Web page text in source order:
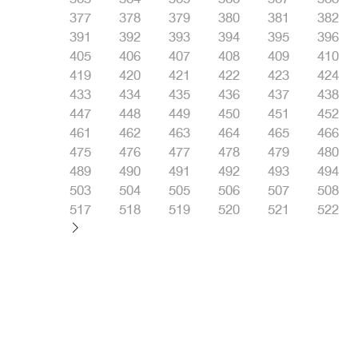
377
378 379 380 381
382
391
392 393 394 395
396
405
406 407 408 409
410
419
420 421 422 423
424
433
434 435 436 437
438
447
448 449 450 451
452
461
462 463 464 465
466
475
476 477 478 479
480
489
490 491 492 493
494
503
504 505 506 507
508
517
518 519 520 521 522